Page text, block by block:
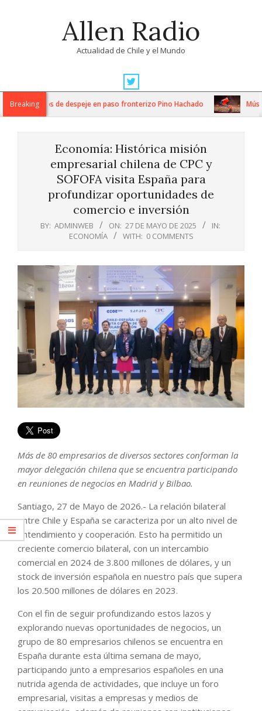
Allen Radio
Actualidad de Chile y el Mundo
Navigation
MenuBreaking
trabajos de despeje en paso fronterizo Pino Hachado Música:
Economía: Histórica misión
empresarial chilena de CPC y
SOFOFA visita España para
profundizar oportunidades de
comercio e inversión
BY: ADMINWEB ON: 27 DE MAYO DE 2025
IN:
ECONOMÍA
WITH: 0 COMMENTS
Más de 80 empresarios de diversos sectores conforman la
mayor delegación chilena que se encuentra participando
en reuniones de negocios en Madrid y Bilbao.
Santiago, 27 de Mayo de 2026.- La relación bilateral
entre Chile y España se caracteriza por un alto nivel de
entendimiento y cooperación. Esto ha permitido un
creciente comercio bilateral, con un intercambio
comercial en 2024 de 3.800 millones de dólares, y un
stock de inversión española en nuestro país que supera
los 20.500 millones de dólares en 2023.
Con el fin de seguir profundizando estos lazos y
explorando nuevas oportunidades de negocios, un
grupo de 80 empresarios chilenos se encuentra en
España durante esta última semana de mayo,
participando junto a empresarios españoles en una
nutrida agenda de actividades, que incluye un foro
empresarial, visitas a empresas y medios de